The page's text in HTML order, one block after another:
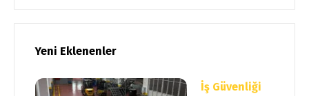
Yeni Eklenenler
İş Güvenliği